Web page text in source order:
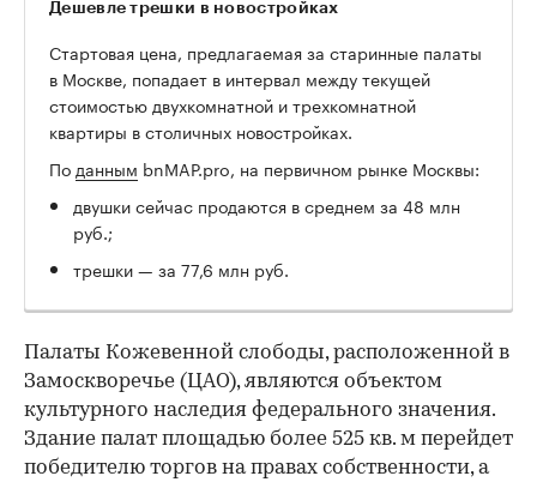
Дешевле трешки в новостройках
Стартовая цена, предлагаемая за старинные палаты
в Москве, попадает в интервал между текущей
стоимостью двухкомнатной и трехкомнатной
квартиры в столичных новостройках.
По данным bnMAP.pro, на первичном рынке Москвы:
двушки сейчас продаются в среднем за 48 млн
руб.;
трешки — за 77,6 млн руб.
Палаты Кожевенной слободы, расположенной в
Замоскворечье (ЦАО), являются объектом
культурного наследия федерального значения.
Здание палат площадью более 525 кв. м перейдет
победителю торгов на правах собственности, а